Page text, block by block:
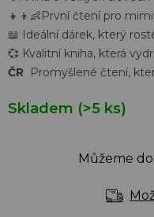
Skladem (>5 ks)
Můžeme
👧👦👶První čtení pro
📖 Ideální dárek, který
💞 Kvalitní kniha, která
ČR
Promyšlené čtení,